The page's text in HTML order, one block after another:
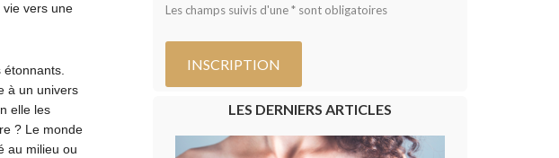
vie vers une
étonnants.
à un univers
elle les
? Le monde
au milieu ou
Les champs suivis d'une * sont obligatoires
LES DERNIERS ARTICLES